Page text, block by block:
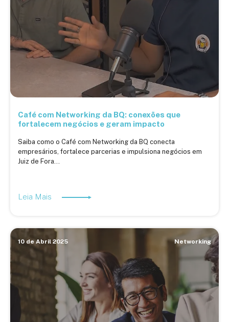
Café com Networking da BQ: conexões que
fortalecem negócios e geram impacto
Saiba como o Café com Networking da BQ conecta
empresários, fortalece parcerias e impulsiona negócios em
Juiz de Fora...
Leia Mais
10 de Abril 2025 Networking